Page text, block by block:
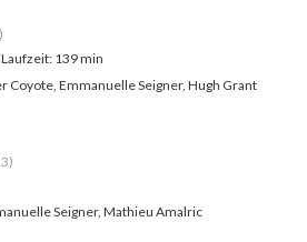
Laufzeit: 139 min
Coyote, Emmanuelle Seigner, Hugh Grant
Seigner, Mathieu Amalric